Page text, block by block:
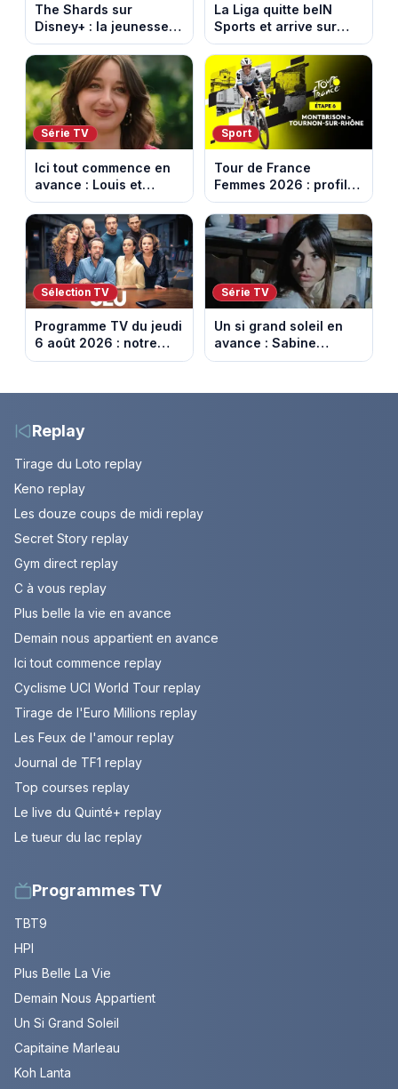
The Shards sur
Disney+ : la jeunesse
dorée de Los Angeles
face à un tueur dans
les années 80
La Liga quitte beIN
Sports et arrive sur
DAZN et Disney+ en
France
Série TV
Ici tout commence en
avance : Louis et
Jasmine enfin en
couple. Episode du 7
août 2026 (spoiler)
Sport
Tour de France
Femmes 2026 : profil
et horaires de la 6e
étape entre
Montbrison et
Tournon-sur-Rhône
Sélection TV
Programme TV du jeudi
6 août 2026 : notre
sélection pour votre
Série TV
Un si grand soleil en
avance : Sabine
menacée par Céleste.
2026 (spoiler).
Replay
Tirage du Loto replay
Keno replay
Les douze coups de midi replay
Secret Story replay
Gym direct replay
C à vous replay
Plus belle la vie en avance
Demain nous appartient en avance
Ici tout commence replay
Cyclisme UCI World Tour replay
Tirage de l'Euro Millions replay
Les Feux de l'amour replay
Journal de TF1 replay
Top courses replay
Le live du Quinté+ replay
Le tueur du lac replay
Programmes TV
TBT9
HPI
Plus Belle La Vie
Demain Nous Appartient
Un Si Grand Soleil
Capitaine Marleau
Koh Lanta